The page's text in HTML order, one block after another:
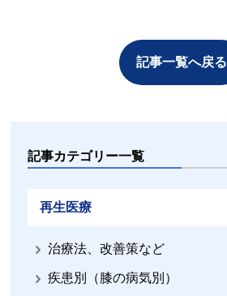
記事一覧へ戻る
記事カテゴリー一覧
再生医療
治療法、改善策など
疾患別（膝の病気別）